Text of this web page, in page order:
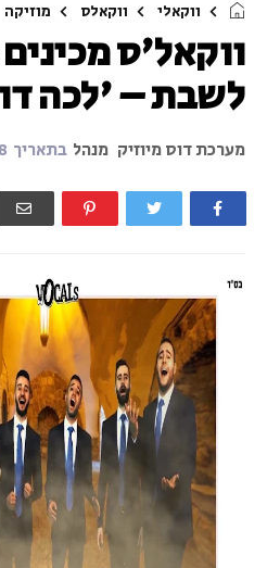
ווקאלי ווקאלס מוזיקה
ווקאל'ס
לשבת – 'לכה
מערכת דוס מיוזיק מנהל בתאריך